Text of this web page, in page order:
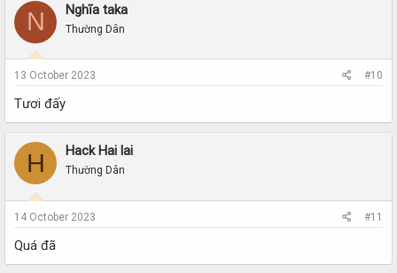
N Nghĩa taka
Thường Dân
13 October 2023 #10
Tươi đấy
H Hack Hai lai
Thường Dân
14 October 2023 #11
Quá đã